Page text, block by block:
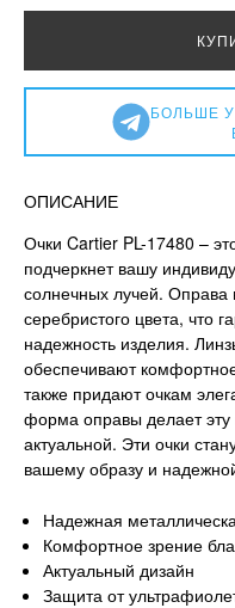
БОЛЬШЕ
ОПИСАНИЕ
Очки Cartier PL-17480 –
подчеркнет вашу
солнечных лучей. Оправа
серебристого цвета, что
надежность изделия.
обеспечивают
также придают очкам
форма оправы делает
актуальной. Эти очки
вашему образу и
Надежная
Комфортное зрение
Актуальный дизайн
Защита от